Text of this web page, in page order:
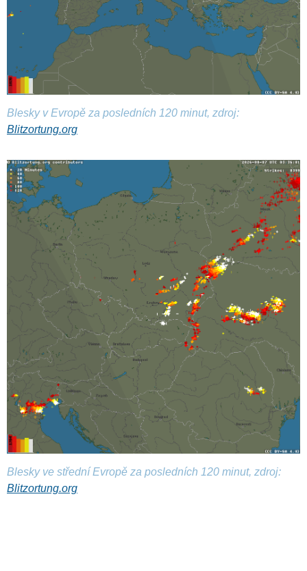
Blesky v Evropě za posledních 120 minut, zdroj:
Blitzortung.org
Blesky ve střední Evropě za posledních 120 minut, zdroj:
Blitzortung.org